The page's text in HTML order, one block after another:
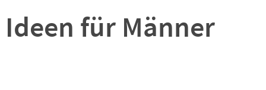
für Männer